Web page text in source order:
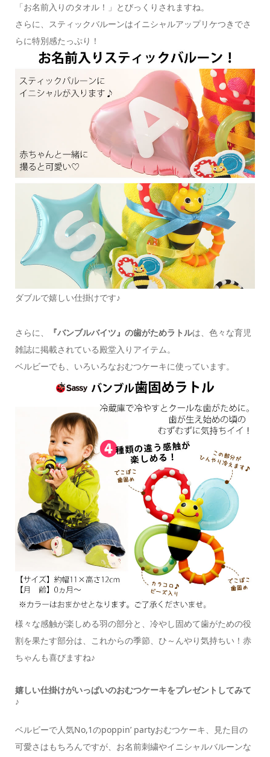
「お名前入りのタオル！」とびっくりされますね。
さらに、スティックバルーンはイニシャルアップリケつきでさ
らに特別感たっぷり！
ダブルで嬉しい仕掛けです♪
さらに、 『バンブルバイツ』の歯がためラトルは、色々な育児
雑誌に掲載されている殿堂入りアイテム。
ベルビーでも、いろいろなおむつケーキに使っています。
様々な感触が楽しめる羽の部分と、冷やし固めて歯がための役
割を果たす部分は、これからの季節、ひ～んやり気持ちい！赤
ちゃんも喜びますね♪
嬉しい仕掛けがいっぱいのおむつケーキをプレゼントしてみて
♪
ベルビーで人気No,1のpoppin’ partyおむつケーキ、見た目の
可愛さはもちろんですが、お名前刺繍やイニシャルバルーンな